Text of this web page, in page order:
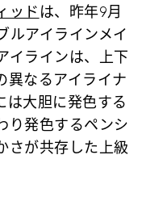
ッドは、昨年9月
ルアイラインメイ
イラインは、上下
異なるアイライナ
は大胆に発色する
り発色するペンシ
さが共存した上級